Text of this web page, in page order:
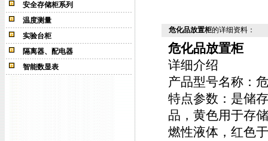
安全存储柜系列
温度测量
实验台柜
隔离器、配电器
智能数显表
危化品放置柜的详细资料：
危化品放置柜
详细介绍
产品型号名称：
特点参数： 是储
品，黄色用于存
燃性液体，红色